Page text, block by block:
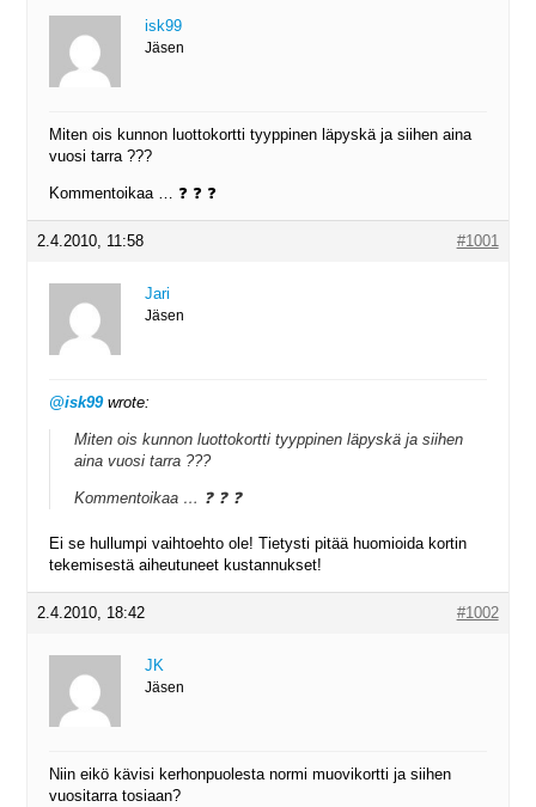
isk99
Jäsen
Miten ois kunnon luottokortti tyyppinen läpyskä ja siihen aina
vuosi tarra ???
Kommentoikaa … ❓ ❓ ❓
2.4.2010, 11:58 #1001
Jari
Jäsen
@isk99wrote:
Miten ois kunnon luottokortti tyyppinen läpyskä ja siihen
aina vuosi tarra ???
Kommentoikaa … ❓ ❓ ❓
Ei se hullumpi vaihtoehto ole! Tietysti pitää huomioida kortin
tekemisestä aiheutuneet kustannukset!
2.4.2010, 18:42 #1002
JK
Jäsen
Niin eikö kävisi kerhonpuolesta normi muovikortti ja siihen
vuositarra tosiaan?